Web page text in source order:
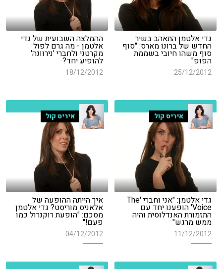
גדי אלטמן התאהב בשיר
החדש של ברונו מארס: "סוף
סוף משהו חיובי בשממת
הפופ"
25/12/2012
ההמלצה השבועית של גדי
אלטמן - מה גרם לפול
מקרטני ולחברי 'נירוונה'
להופיע יחד?
18/12/2012
איריס קול
גדי אלטמן: "אני וחברי 'The
Voice' הופענו יחד עם
התזמורת האנדלוסית והיה
ממש מרגש"
11/12/2012
איריס קול
איך הייתה ההופעה של
אלאניס מוריסט? גדי אלטמן
מסכם: "הופעת רוקנרול כמו
פעם!"
04/12/2012